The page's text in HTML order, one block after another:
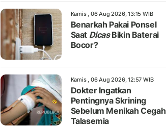
Kamis , 06 Aug 2026, 13:15 WIB
Benarkah Pakai Ponsel
Saat DicasBikin Baterai
Bocor?
Kamis , 06 Aug 2026, 12:57 WIB
Dokter Ingatkan
Pentingnya Skrining
Sebelum Menikah Cegah
Talasemia